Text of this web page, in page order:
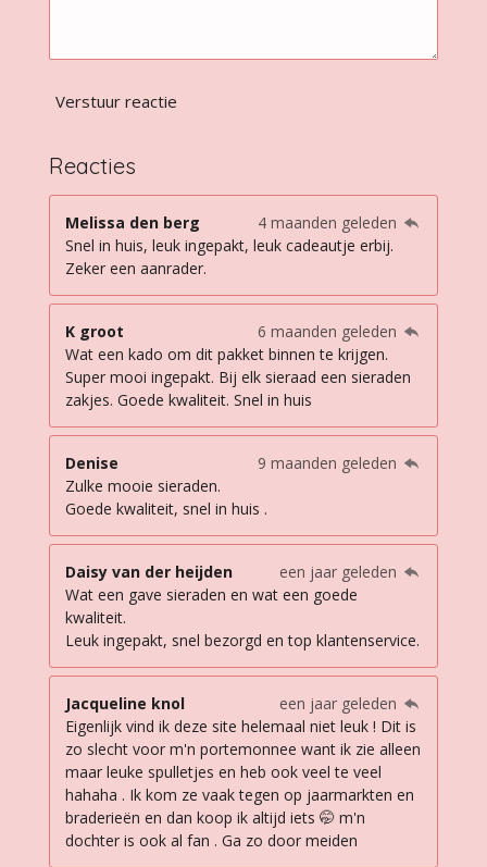
Verstuur reactie
Reacties
Melissa den berg
4 maanden geleden
Snel in huis, leuk ingepakt, leuk cadeautje erbij.
Zeker een aanrader.
K groot
6 maanden geleden
Wat een kado om dit pakket binnen te krijgen.
Super mooi ingepakt. Bij elk sieraad een sieraden
zakjes. Goede kwaliteit. Snel in huis
Denise
9 maanden geleden
Zulke mooie sieraden.
Goede kwaliteit, snel in huis .
Daisy van der heijden
een jaar geleden
Wat een gave sieraden en wat een goede
kwaliteit.
Leuk ingepakt, snel bezorgd en top klantenservice.
Jacqueline knol
een jaar geleden
Eigenlijk vind ik deze site helemaal niet leuk ! Dit is
zo slecht voor m'n portemonnee want ik zie alleen
maar leuke spulletjes en heb ook veel te veel
hahaha . Ik kom ze vaak tegen op jaarmarkten en
braderieën en dan koop ik altijd iets 🤭 m'n
dochter is ook al fan . Ga zo door meiden